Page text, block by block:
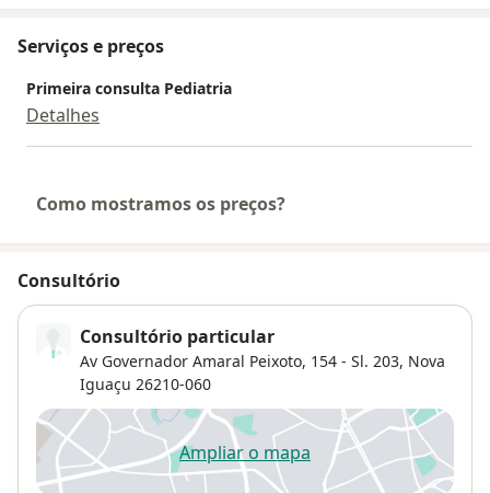
Serviços e preços
Primeira consulta Pediatria
Detalhes
Como mostramos os preços?
Consultório
Consultório particular
Av Governador Amaral Peixoto, 154 - Sl. 203, Nova
Iguaçu 26210-060
Ampliar o mapaabre num novo separador